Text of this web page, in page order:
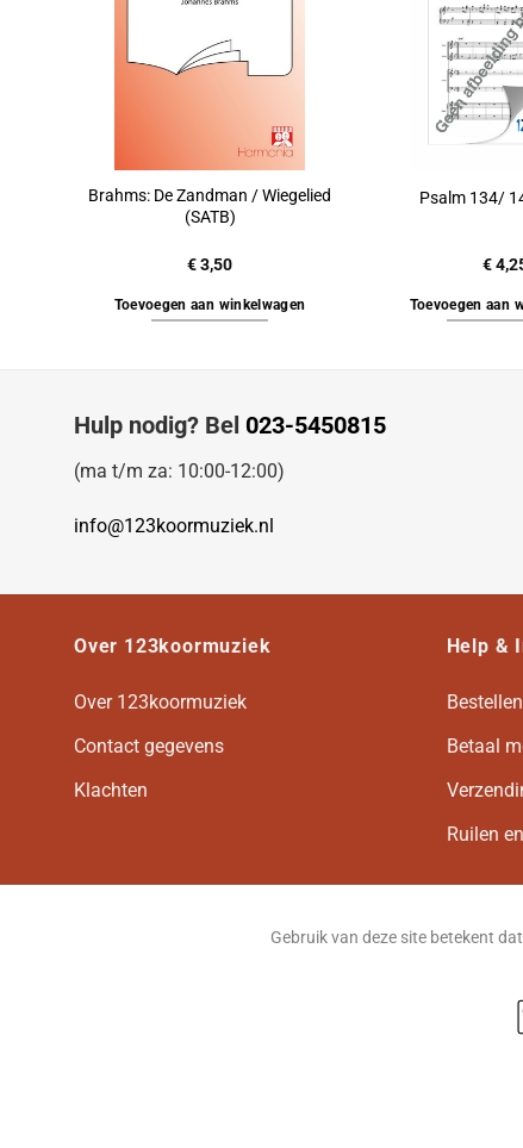
Brahms: De Zandman / Wiegelied
(SATB)
€3,50
Toevoegen aan winkelwagen
Psalm 134/
€
Toevoegen aan
Hulp nodig? Bel 023-5450815
(ma t/m za: 10:00-12:00)
info@123koormuziek.nl
Over 123koormuziek
Over 123koormuziek
Contact gegevens
Klachten
Help &
Bestellen
Betaal
Ruilen
Gebruik van deze site betekent